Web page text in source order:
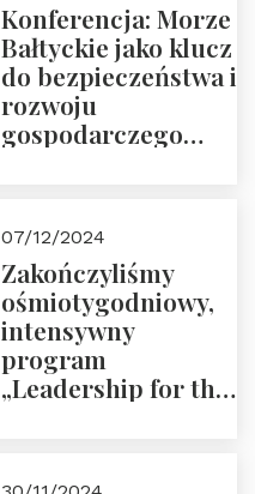
Konferencja: Morze
Bałtyckie jako klucz
do bezpieczeństwa i
rozwoju
gospodarczego
ZAPRASZAMY
07/12/2024
Zakończyliśmy
ośmiotygodniowy,
intensywny
program
„Leadership for the